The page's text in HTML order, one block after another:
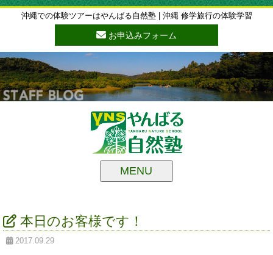
沖縄での体験ツアーはやんばる自然塾 | 沖縄 修学旅行の体験学習
お申込みフォーム
MENU
本日のお客様です！
2017.09.29